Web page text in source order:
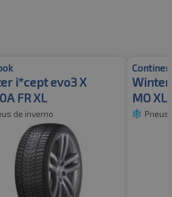
i*cept evo3 X
FR XL
de inverno
MO XL
Pneus